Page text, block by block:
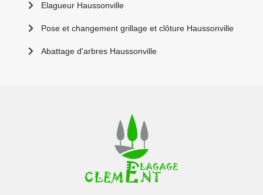
Elagueur Haussonville
Pose et changement grillage et clôture Haussonville
Abattage d'arbres Haussonville